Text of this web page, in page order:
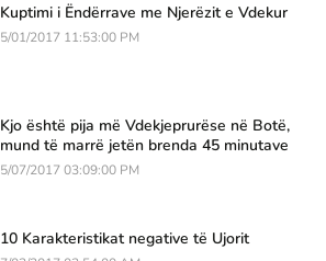
Kuptimi i Ëndërrave me Njerëzit e Vdekur
5/01/2017 11:53:00 PM
Kjo është pija më Vdekjeprurëse në Botë,
mund të marrë jetën brenda 45 minutave
5/07/2017 03:09:00 PM
10 Karakteristikat negative të Ujorit